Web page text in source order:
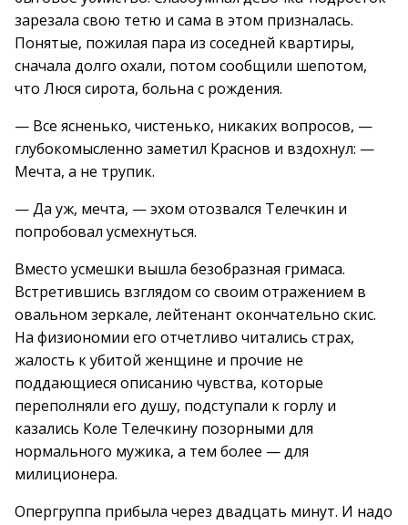
зарезала свою тетю и сама в этом призналась.
Понятые, пожилая пара из соседней квартиры,
сначала долго охали, потом сообщили шепотом,
что Люся сирота, больна с рождения.
— Все ясненько, чистенько, никаких вопросов, —
глубокомысленно заметил Краснов и вздохнул: —
Мечта, а не трупик.
— Да уж, мечта, — эхом отозвался Телечкин и
попробовал усмехнуться.
Вместо усмешки вышла безобразная гримаса.
Встретившись взглядом со своим отражением в
овальном зеркале, лейтенант окончательно скис.
На физиономии его отчетливо читались страх,
жалость к убитой женщине и прочие не
поддающиеся описанию чувства, которые
переполняли его душу, подступали к горлу и
казались Коле Телечкину позорными для
нормального мужика, а тем более — для
милиционера.
Опергруппа прибыла через двадцать минут. И надо